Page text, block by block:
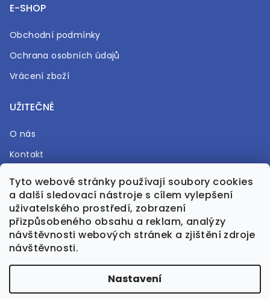
Tyto webové stránky používají soubory cookies
a další sledovací nástroje s cílem vylepšení
uživatelského prostředí, zobrazení
přizpůsobeného obsahu a reklam, analýzy
návštěvnosti webových stránek a zjištění zdroje
návštěvnosti.
Nastavení
E-SHOP
Obchodní podmínky
Ochrana osobních údajů
Vrácení zboží
UŽITEČNÉ
O nás
Kontakt
Prodejna
Upravila GreenPanda.cz